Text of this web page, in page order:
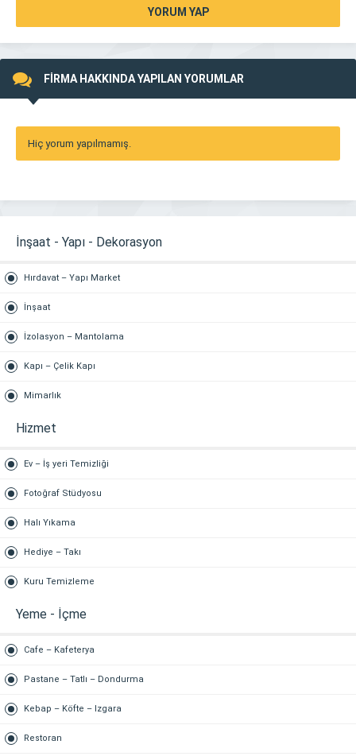
YORUM YAP
FİRMA HAKKINDA YAPILAN YORUMLAR
Hiç yorum yapılmamış.
İnşaat - Yapı - Dekorasyon
Hırdavat – Yapı Market
İnşaat
İzolasyon – Mantolama
Kapı – Çelik Kapı
Mimarlık
Hizmet
Ev – İş yeri Temizliği
Fotoğraf Stüdyosu
Halı Yıkama
Hediye – Takı
Kuru Temizleme
Yeme - İçme
Cafe – Kafeterya
Pastane – Tatlı – Dondurma
Kebap – Köfte – Izgara
Restoran